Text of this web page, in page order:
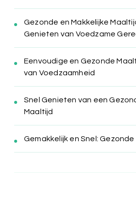
Gezonde en Makkelijke
Genieten van Voedzame
Eenvoudige en Gezonde
van Voedzaamheid
Snel Genieten van een
Maaltijd
Gemakkelijk en Snel: